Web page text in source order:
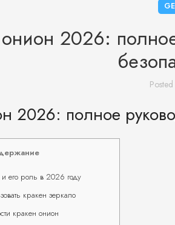
2026:
2026: полное
его роль в 2026 году
кракен зеркало
кракен онион